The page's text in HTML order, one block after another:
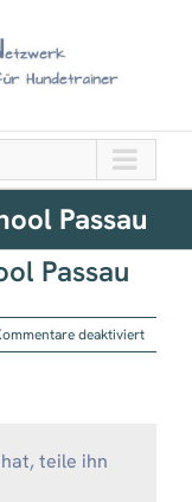
Passau
Passau
deaktiviertfür
teile ihn